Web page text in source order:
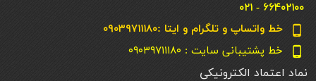
۶۶۴۰۲۱۰۰ - ۰۲۱
phone_android خط واتساپ و تلگرام و ایتا :۰۹۰۳۹۷۱۱۱۸۰
phone_android خط پشتیبانی سایت : ۰۹۰۳۹۷۱۱۱۸۰
نماد اعتماد الکترونیکی